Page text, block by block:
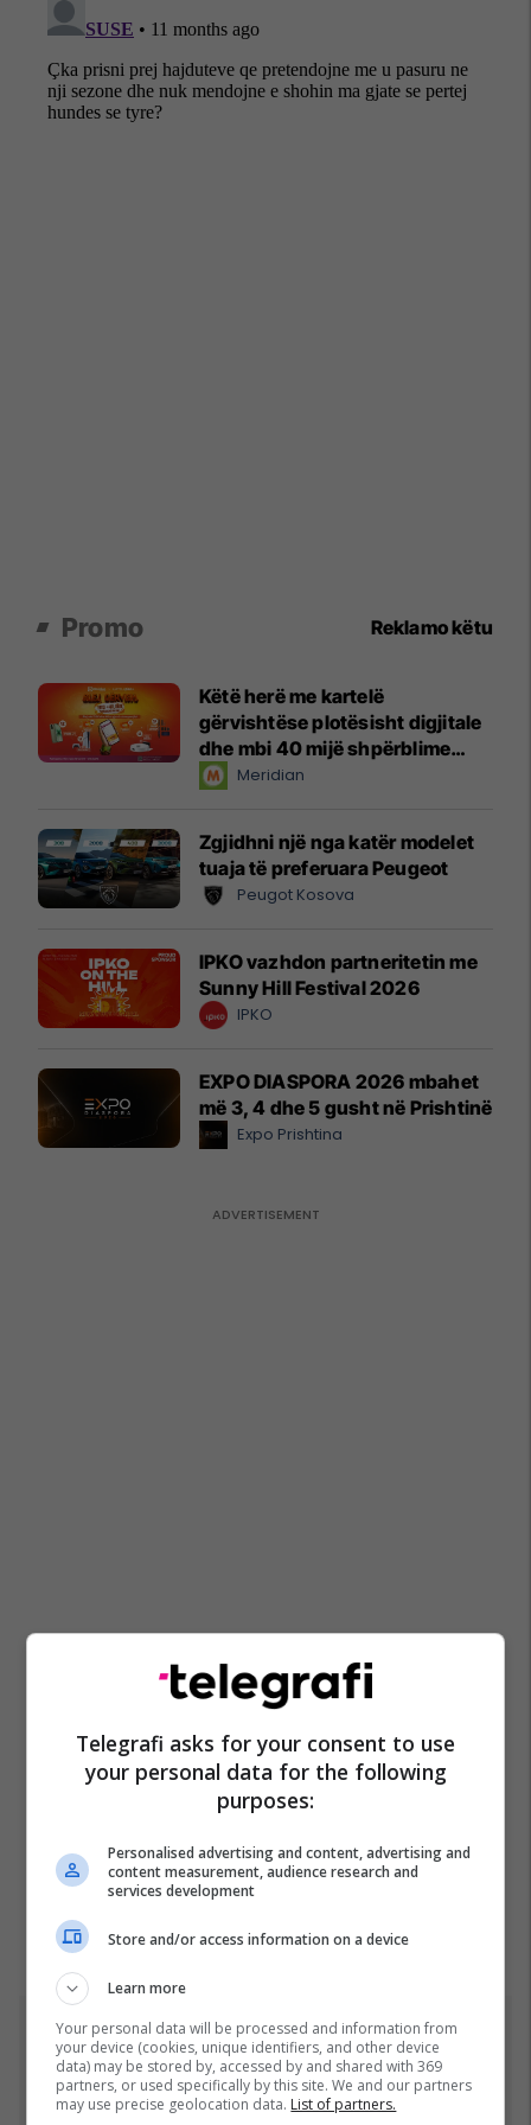
Promo Reklamo këtu
Këtë herë me kartelë
gërvishtëse plotësisht digjitale
dhe mbi 40 mijë shpërblime
instant!Meridian
Zgjidhni një nga katër modelet
tuaja të preferuara Peugeot
Peugot Kosova
IPKO vazhdon partneritetin me
Sunny Hill Festival 2026
IPKO
EXPO DIASPORA 2026 mbahet
më 3, 4 dhe 5 gusht në Prishtinë
Expo Prishtina
Top 5
Pesë ditë pas marrjes së
detyrës, shefi i ri i ushtrisë
Telegrafi asks for your consent to use
your personal data for the following
purposes:
Personalised advertising and content, advertising and
content measurement, audience research and
services development
Store and/or access information on a device
Learn more
Your personal data will be processed and information from
your device (cookies, unique identifiers, and other device
data) may be stored by, accessed by and shared with 369
partners, or used specifically by this site. We and our partners
may use precise geolocation data. List of partners.